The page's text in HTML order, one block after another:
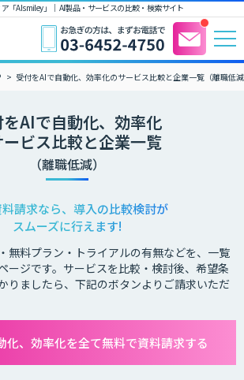
「AIsmiley」｜ AI製品・サービスの比較・検索サイト
受付をAIで自動化、効率化のサービス比較と企業一覧（離職低
AIで自動化、効率化
ービス比較と企業一覧
（離職低減）
請求なら、導入の比較検討が
スムーズに行えます!
無料プラン・トライアルの有無などを、一覧
ージです。サービスを比較・検討後、希望条
りましたら、下記のボタンよりご請求いただ
化、効率化を全て無料で資料請求する